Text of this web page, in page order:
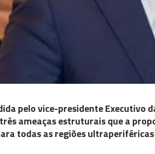
pelo vice-presidente Executivo
ameaças estruturais que a
todas as regiões